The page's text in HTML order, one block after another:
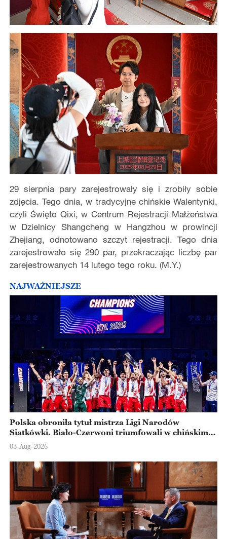
29 sierpnia pary zarejestrowały się i zrobiły sobie
zdjęcia. Tego dnia, w tradycyjne chińskie Walentynki,
czyli Święto Qixi, w Centrum Rejestracji Małżeństwa
w Dzielnicy Shangcheng w Hangzhou w prowincji
Zhejiang, odnotowano szczyt rejestracji. Tego dnia
zarejestrowało się 290 par, przekraczając liczbę par
zarejestrowanych 14 lutego tego roku. (M.Y.)
NAJWAŻNIEJSZE
Polska obroniła tytuł mistrza Ligi Narodów
Siatkówki. Biało-Czerwoni triumfowali w chińskim
Ningbo
03-Aug-2026